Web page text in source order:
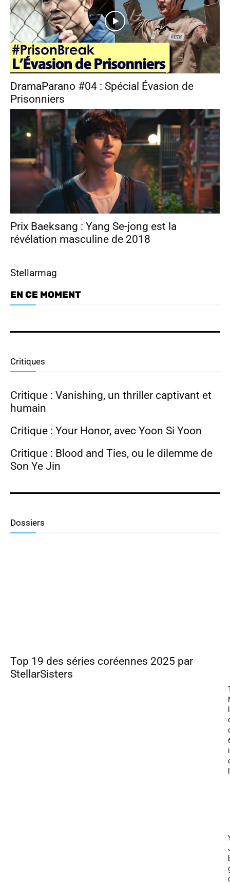
DramaParano #04 : Spécial Évasion de
Prisonniers
Prix Baeksang : Yang Se-jong est la
révélation masculine de 2018
Stellarmag
EN CE MOMENT
Critiques
Critique : Vanishing, un thriller captivant et
humain
Critique : Your Honor, avec Yoon Si Yoon
Critique : Blood and Ties, ou le dilemme de
Son Ye Jin
Dossiers
Top 19 des séries coréennes 2025 par
StellarSisters